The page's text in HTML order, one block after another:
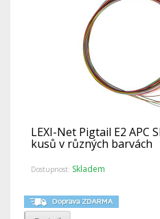
LEXI-Net Pigtail E2 APC
kusů v různých barvách
Dostupnost: Skladem